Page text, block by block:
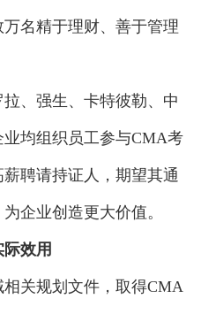
名精于理财、善于管理
、强生、卡特彼勒、中
均组织员工参与CMA考
聘请持证人，期望其通
企业创造更大价值。
效用
关规划文件，取得CMA